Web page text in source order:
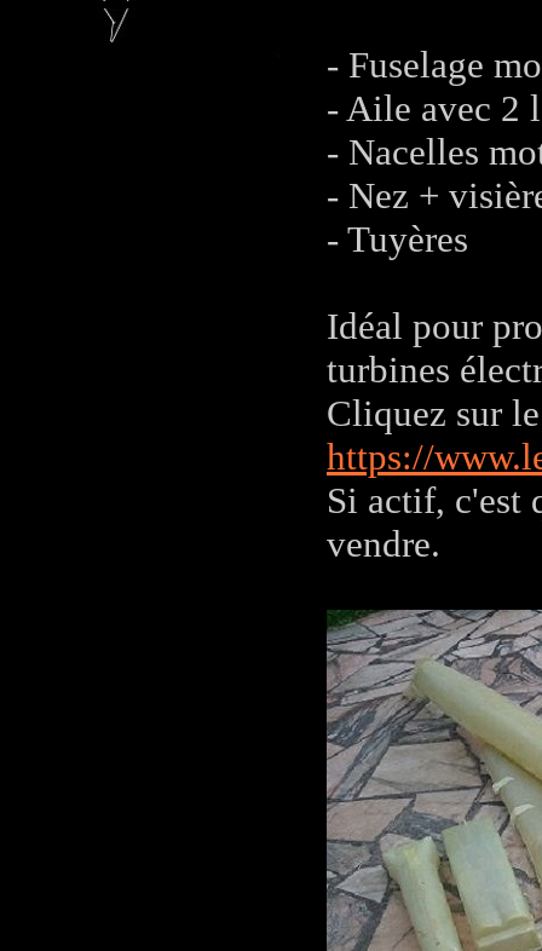
- Fuselage
- Aile avec 2
- Nacelles
- Nez +
- Tuyères
Idéal pour
turbines
Cliquez sur
https://
Si actif, c'est
vendre.